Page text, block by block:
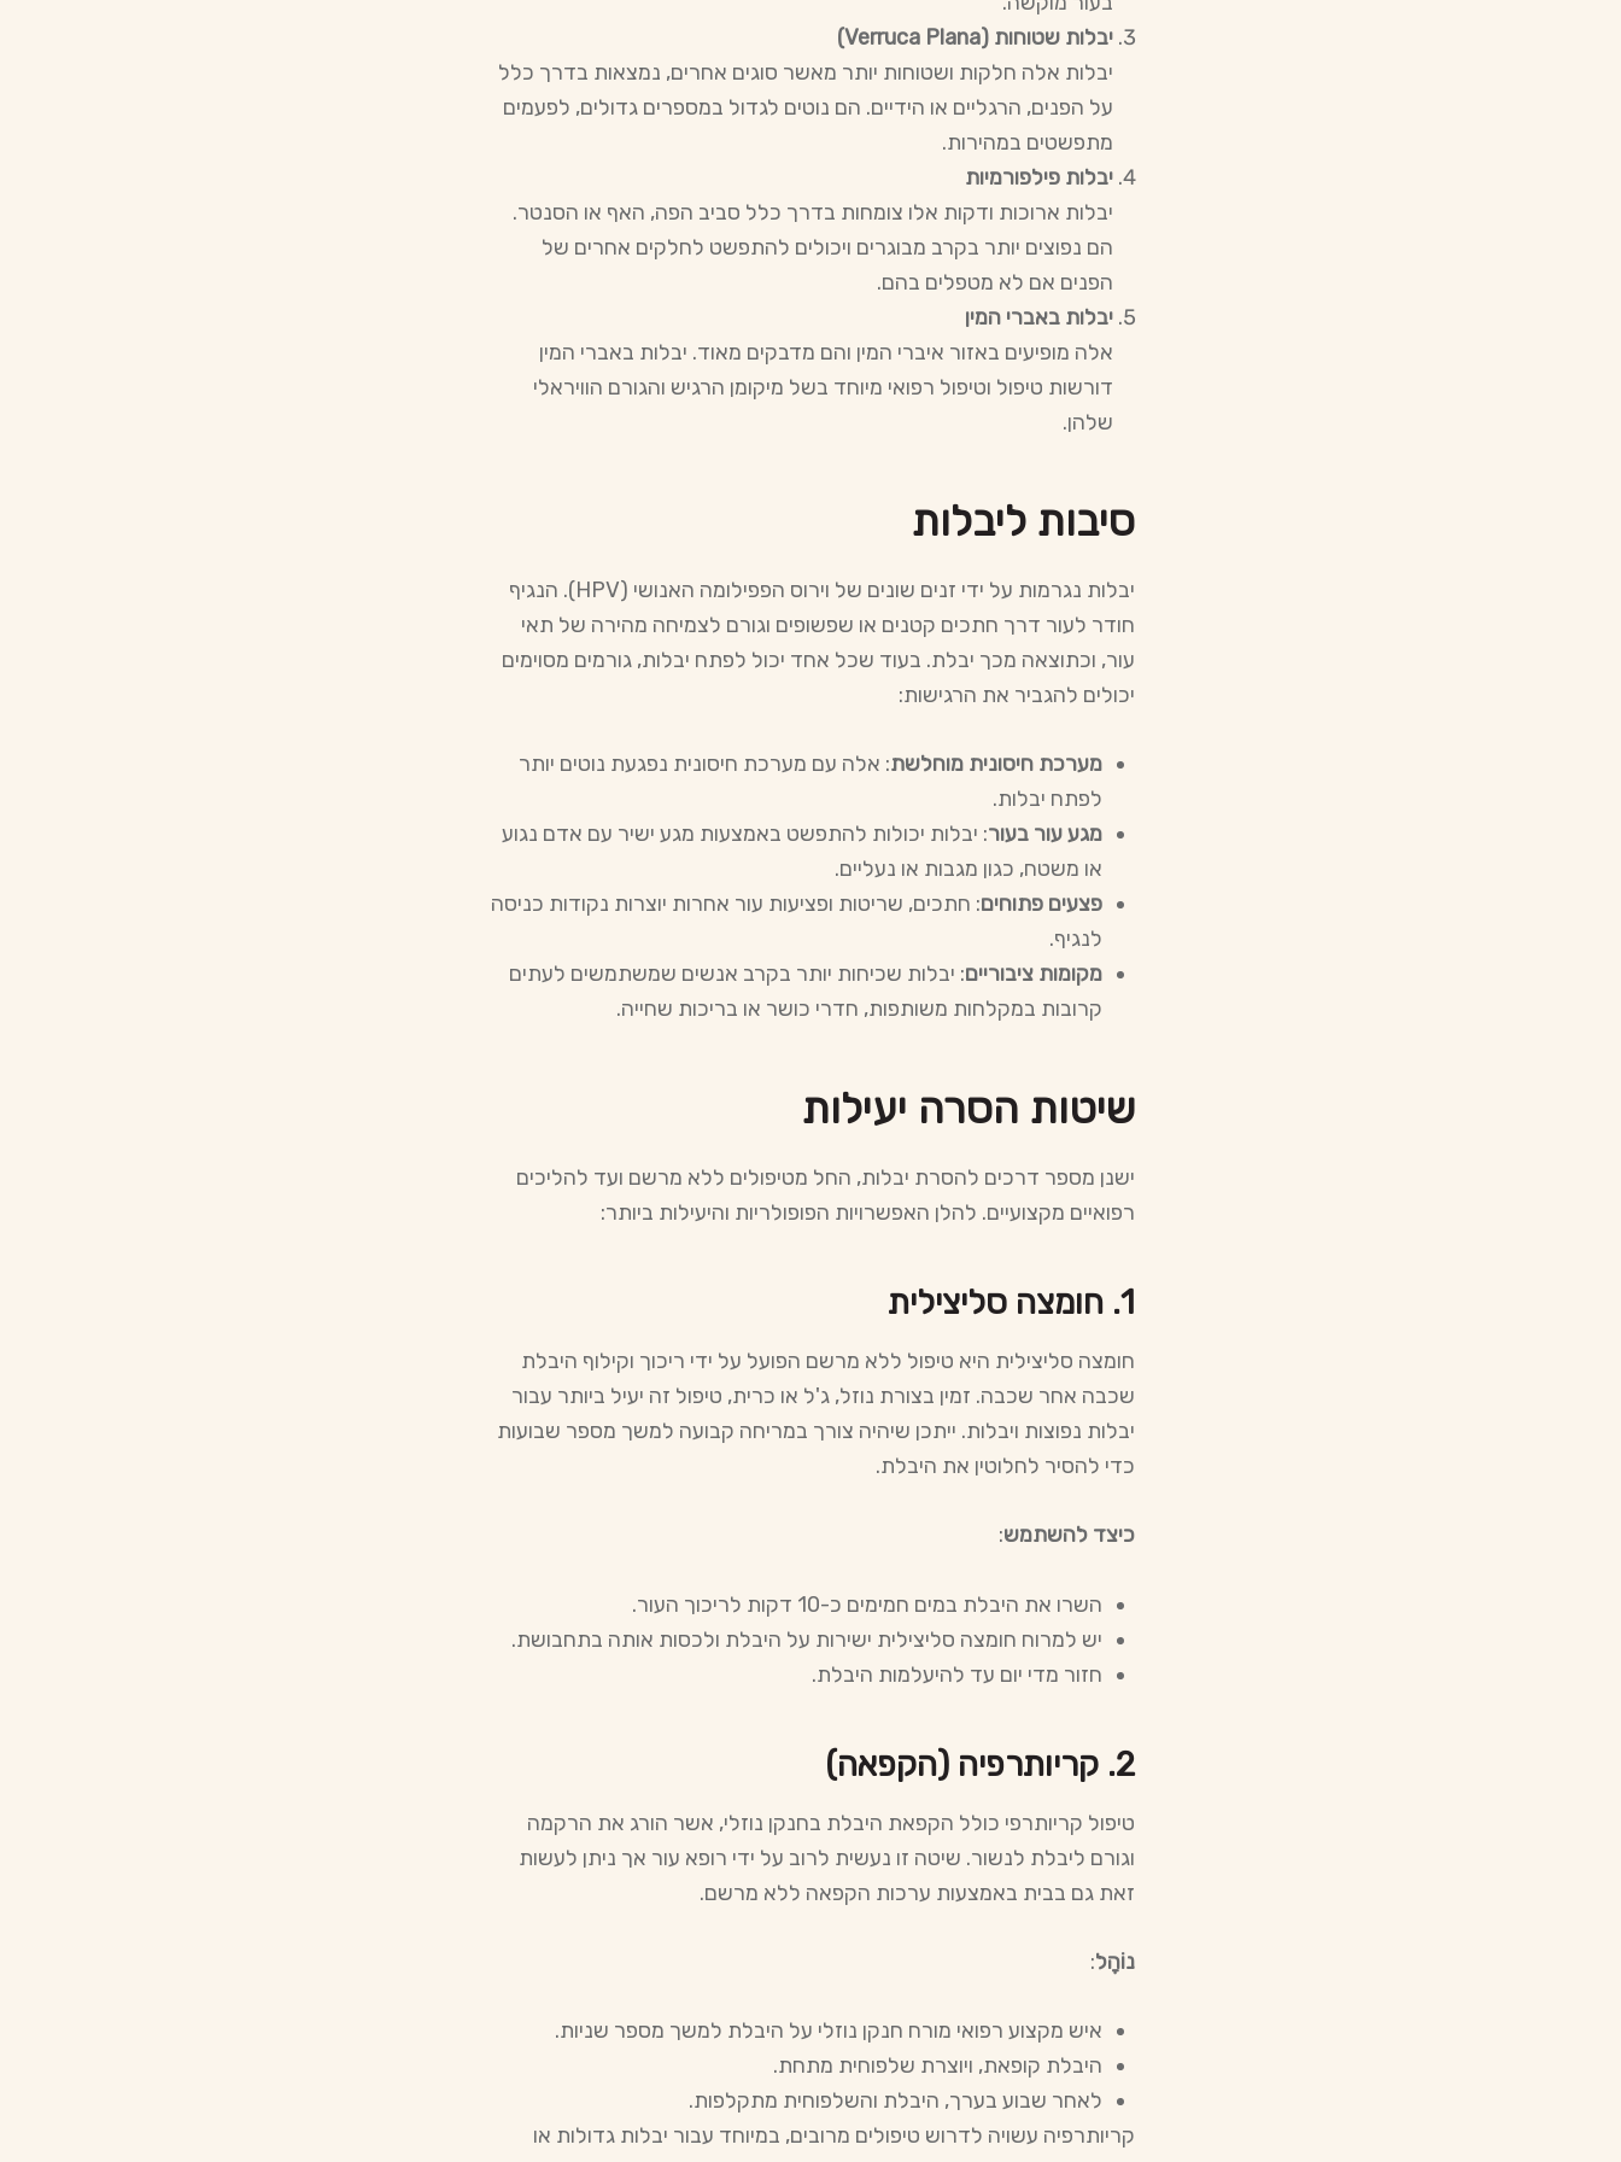
יבלות שטוחות (Verruca Plana)
יבלות אלה חלקות ושטוחות יותר מאשר סוגים אחרים, נמצאות בדרך כלל
על הפנים, הרגליים או הידיים. הם נוטים לגדול במספרים גדולים, לפעמים
מתפשטים במהירות.
יבלות פילפורמיות
יבלות ארוכות ודקות אלו צומחות בדרך כלל סביב הפה, האף או הסנטר.
הם נפוצים יותר בקרב מבוגרים ויכולים להתפשט לחלקים אחרים של
הפנים אם לא מטפלים בהם.
יבלות באברי המין
אלה מופיעים באזור איברי המין והם מדבקים מאוד. יבלות באברי המין
דורשות טיפול וטיפול רפואי מיוחד בשל מיקומן הרגיש והגורם הוויראלי
שלהן.
סיבות ליבלות
יבלות נגרמות על ידי זנים שונים של וירוס הפפילומה האנושי (HPV). הנגיף
חודר לעור דרך חתכים קטנים או שפשופים וגורם לצמיחה מהירה של תאי
עור, וכתוצאה מכך יבלת. בעוד שכל אחד יכול לפתח יבלות, גורמים מסוימים
יכולים להגביר את הרגישות:
מערכת חיסונית מוחלשת: אלה עם מערכת חיסונית נפגעת נוטים יותר
לפתח יבלות.
מגע עור בעור: יבלות יכולות להתפשט באמצעות מגע ישיר עם אדם נגוע
או משטח, כגון מגבות או נעליים.
פצעים פתוחים: חתכים, שריטות ופציעות עור אחרות יוצרות נקודות כניסה
לנגיף.
מקומות ציבוריים: יבלות שכיחות יותר בקרב אנשים שמשתמשים לעתים
קרובות במקלחות משותפות, חדרי כושר או בריכות שחייה.
שיטות הסרה יעילות
ישנן מספר דרכים להסרת יבלות, החל מטיפולים ללא מרשם ועד להליכים
רפואיים מקצועיים. להלן האפשרויות הפופולריות והיעילות ביותר:
1. חומצה סליצילית
חומצה סליצילית היא טיפול ללא מרשם הפועל על ידי ריכוך וקילוף היבלת
שכבה אחר שכבה. זמין בצורת נוזל, ג'ל או כרית, טיפול זה יעיל ביותר עבור
יבלות נפוצות ויבלות. ייתכן שיהיה צורך במריחה קבועה למשך מספר שבועות
כדי להסיר לחלוטין את היבלת.
כיצד להשתמש:
השרו את היבלת במים חמימים כ-10 דקות לריכוך העור.
יש למרוח חומצה סליצילית ישירות על היבלת ולכסות אותה בתחבושת.
חזור מדי יום עד להיעלמות היבלת.
2. קריותרפיה (הקפאה)
טיפול קריותרפי כולל הקפאת היבלת בחנקן נוזלי, אשר הורג את הרקמה
וגורם ליבלת לנשור. שיטה זו נעשית לרוב על ידי רופא עור אך ניתן לעשות
זאת גם בבית באמצעות ערכות הקפאה ללא מרשם.
נוֹהָל:
איש מקצוע רפואי מורח חנקן נוזלי על היבלת למשך מספר שניות.
היבלת קופאת, ויוצרת שלפוחית ​​מתחת.
לאחר שבוע בערך, היבלת והשלפוחית ​​מתקלפות.
קריותרפיה עשויה לדרוש טיפולים מרובים, במיוחד עבור יבלות גדולות או